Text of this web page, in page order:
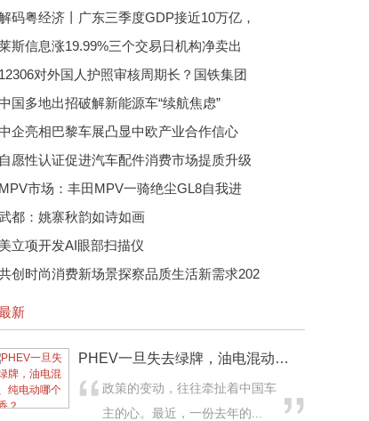
码粤经济丨广东三季度GDP接近10万亿，
斯信息涨19.99%三个交易日机构净卖出
12306对外国人护照审核周期长？国铁集团
国多地出招破解新能源车“续航焦虑”
企亮相巴黎车展凸显中欧产业合作信心
自愿性认证促进汽车配件消费市场提质升级
MPV市场：丰田MPV一骑绝尘GL8自我进
都：姚寨秋韵如诗如画
美立项开发AI眼部扫描仪
创时尚消费新场景探察品质生活新需求202
新
PHEV一旦失去绿牌，油电混动、纯电动哪个更
政策的变动，往往牵扯着中国车
主的心。最近，一份去年的...